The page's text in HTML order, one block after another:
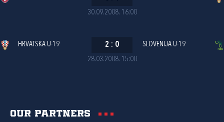
30.09.2008. 16:00
28.03.2008. 15:00
HRVATSKA U-19 2 : 0 SLOVENIJA U-19
Our partners